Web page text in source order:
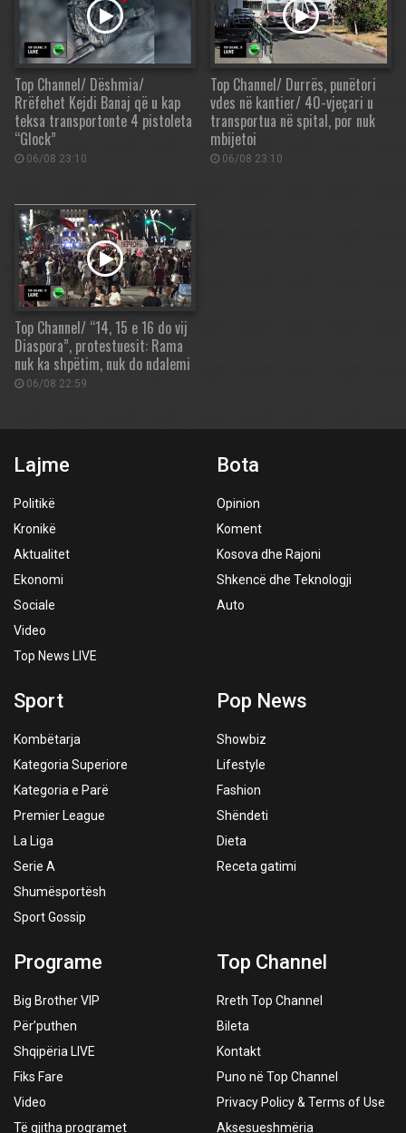
Top Channel/ Dëshmia/
Rrëfehet Kejdi Banaj që u kap
teksa transportonte 4 pistoleta
“Glock”
06/08 23:10
Top Channel/ Durrës, punëtori
vdes në kantier/ 40-vjeçari u
transportua në spital, por nuk
mbijetoi
06/08 23:10
Top Channel/ “14, 15 e 16 do vij
Diaspora”, protestuesit: Rama
nuk ka shpëtim, nuk do ndalemi
06/08 22:59
Lajme
Politikë
Kronikë
Aktualitet
Ekonomi
Sociale
Video
Top News LIVE
Bota
Opinion
Koment
Kosova dhe Rajoni
Shkencë dhe Teknologji
Auto
Sport
Kombëtarja
Kategoria Superiore
Kategoria e Parë
Premier League
La Liga
Serie A
Shumësportësh
Sport Gossip
Pop News
Showbiz
Lifestyle
Fashion
Shëndeti
Dieta
Receta gatimi
Programe
Big Brother VIP
Për’puthen
Shqipëria LIVE
Fiks Fare
Video
Të gjitha programet
Top Channel
Rreth Top Channel
Bileta
Kontakt
Puno në Top Channel
Privacy Policy & Terms of Use
Aksesueshmëria